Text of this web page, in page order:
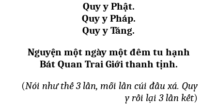
Quy y Phật.
Quy y Pháp.
Quy y Tăng.
Nguyện một ngày một đêm tu hạnh
Bát Quan Trai Giới thanh tịnh.
(Nói nhưthế 3 lần, mỗi lần cúi đầu xá. Quy
y rồi lại 3 lần kết)